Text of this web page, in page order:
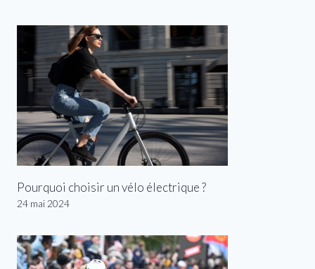
Pourquoi choisir un vélo électrique ?
24 mai 2024